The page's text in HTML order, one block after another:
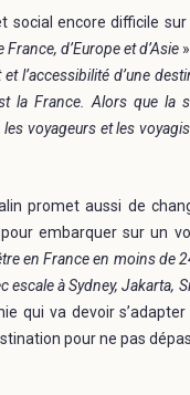
encore difficile
d’Europe et d’Asie ».
l’accessibilité d’une
la France. Alors que la
voyageurs et les
promet aussi de
embarquer sur un
en France en moins de
escale à Sydney, Jakarta,
qui va devoir
pour ne pas